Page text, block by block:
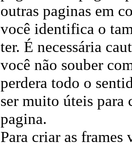
outras paginas em
você identifica o
ter. É necessária
você não souber
perdera todo o
ser muito úteis para
pagina.
Para criar as frames